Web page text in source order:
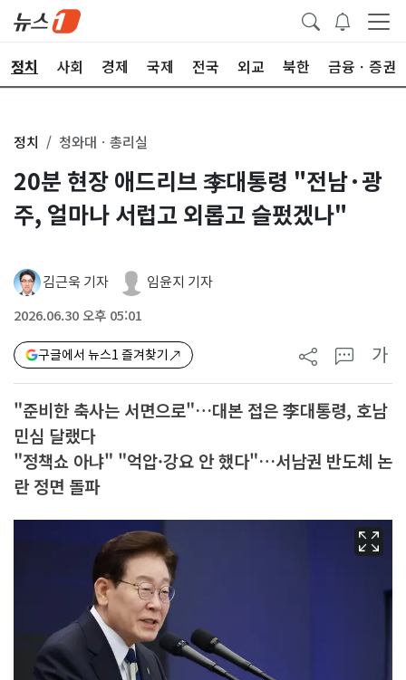
정치 사회 경제 국제 전국 외교 북한 금융ㆍ증권
정치 청와대ㆍ총리실
20분 현장 애드리브 李대통령 "전남·광
주, 얼마나 서럽고 외롭고 슬펐겠나"
김근욱 기자 임윤지 기자
2026.06.30 오후 05:01
구글에서 뉴스1 즐겨찾기 가
"준비한 축사는 서면으로"…대본 접은 李대통령, 호남
민심 달랬다
"정책쇼 아냐" "억압·강요 안 했다"…서남권 반도체 논
란 정면 돌파